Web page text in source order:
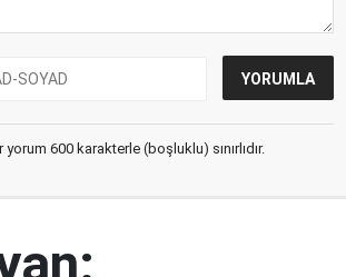
600 karakterle (boşluklu) sınırlıdır.